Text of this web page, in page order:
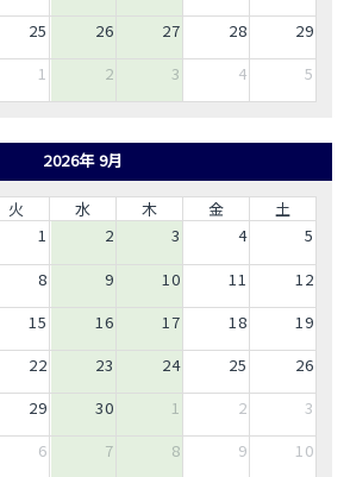
25 26 27 28
29
1 2 3 4 5
2026年 9月
火 水 木 金
土
1 2 3 4
5
8 9 10 11
12
15 16 17 18
19
22 23 24 25
26
29 30 1 2
3
6 7 8 9 10